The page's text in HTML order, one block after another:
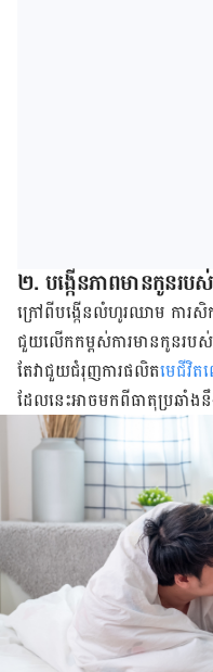
២. បង្កើន​ភាព​មាន​កូន​រ
ក្រៅ​ពី​បង្កើន​លំហូរ​ឈាម​ ការ​
ជួយ​លើក​កម្ពស់​ការ​មាន​កូន​រប
តែ​វា​ជួយ​ជំរុញ​ការ​ផលិតមេ​ជីវិ
ដែល​នេះ​អាច​មកពី​ធាតុ​ប្រឆាំង​